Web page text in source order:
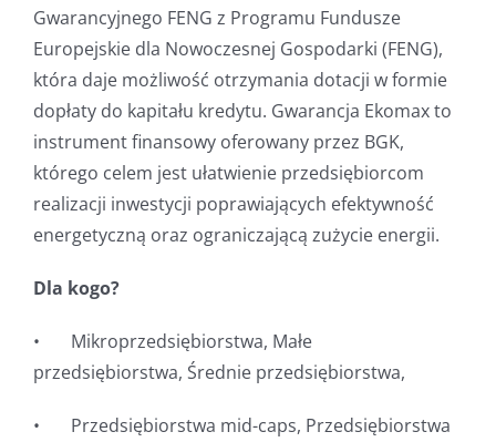
Gwarancyjnego FENG z Programu Fundusze
Europejskie dla Nowoczesnej Gospodarki (FENG),
która daje możliwość otrzymania dotacji w formie
dopłaty do kapitału kredytu. Gwarancja Ekomax to
instrument finansowy oferowany przez BGK,
którego celem jest ułatwienie przedsiębiorcom
realizacji inwestycji poprawiających efektywność
energetyczną oraz ograniczającą zużycie energii.
Dla kogo?
• Mikroprzedsiębiorstwa, Małe
przedsiębiorstwa, Średnie przedsiębiorstwa,
• Przedsiębiorstwa mid-caps, Przedsiębiorstwa